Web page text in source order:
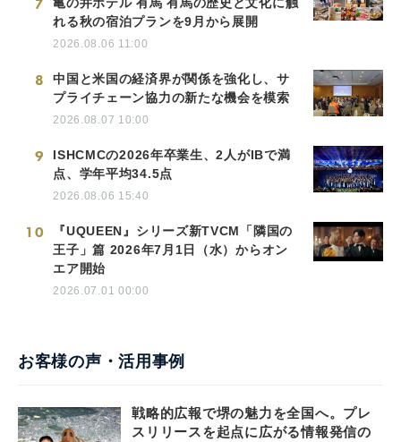
7
れる秋の宿泊プランを9月から展開
2026.08.06 11:00
8
中国と米国の経済界が関係を強化し、サ
プライチェーン協力の新たな機会を模索
2026.08.07 10:00
9
ISHCMCの2026年卒業生、2人がIBで満
点、学年平均34.5点
2026.08.06 15:40
10
『UQUEEN』シリーズ新TVCM「隣国の
王子」篇 2026年7月1日（水）からオン
エア開始
2026.07.01 00:00
お客様の声・活用事例
戦略的広報で堺の魅力を全国へ。プレ
スリリースを起点に広がる情報発信の